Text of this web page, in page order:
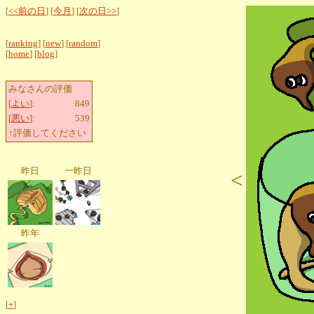
[<<前の日 ] [今月 ] [次の日>>]
[ranking] [new] [random]
[home] [blog]
みなさんの評価
[よい]:
849
[悪い]:
539
↑評価してください
昨日 一昨日
昨年
[+]
<